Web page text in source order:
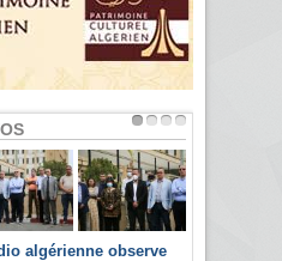
algérienne observe